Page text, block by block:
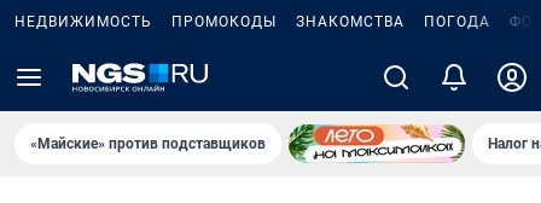
НЕДВИЖИМОСТЬ ПРОМОКОДЫ ЗНАКОМСТВА ПОГОДА
«Майские» против подставщиков Налог